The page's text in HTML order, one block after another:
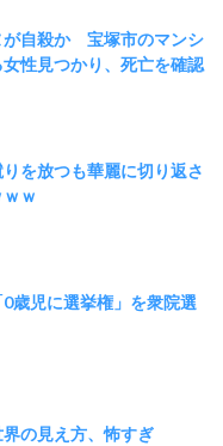
が自殺か 宝塚市のマンシ
性見つかり、死亡を確認
りを放つも華麗に切り返さ
ｗ
歳児に選挙権」を衆院選
界の見え方、怖すぎ